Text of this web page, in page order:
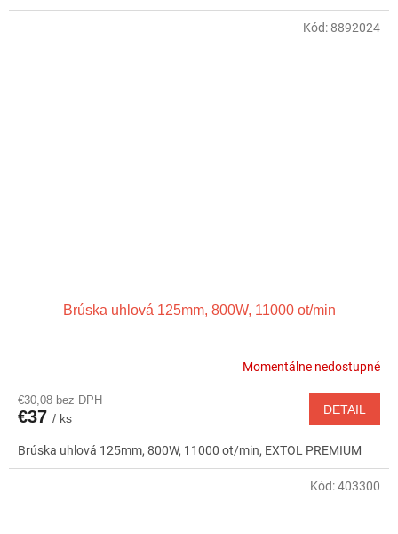
Brúska uhlová 125mm, 800W, 11000 ot/min
Momentálne nedostupné
€30,08 bez DPH
€37 / ks
DETAIL
Brúska uhlová 125mm, 800W, 11000 ot/min, EXTOL PREMIUM
Kód: 8892024
Kód:403300